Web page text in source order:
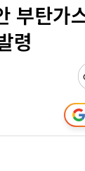
부탄가
령